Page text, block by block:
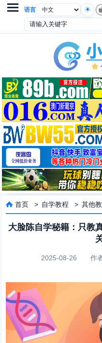
语言

 首页 > 自学教程 >其他
大脸陈自学秘籍：只教
2025-08-26 作